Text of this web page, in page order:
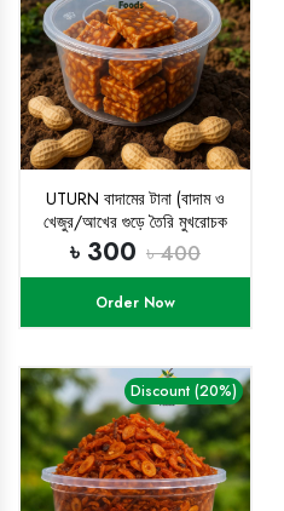
UTURN বাদামের টানা (বাদাম ও
খেজুর/আখের গুড়ে তৈরি মুখরোচক
মিষ্টান্ন)
৳ 300 ৳ 400
Order Now
Discount (20%)